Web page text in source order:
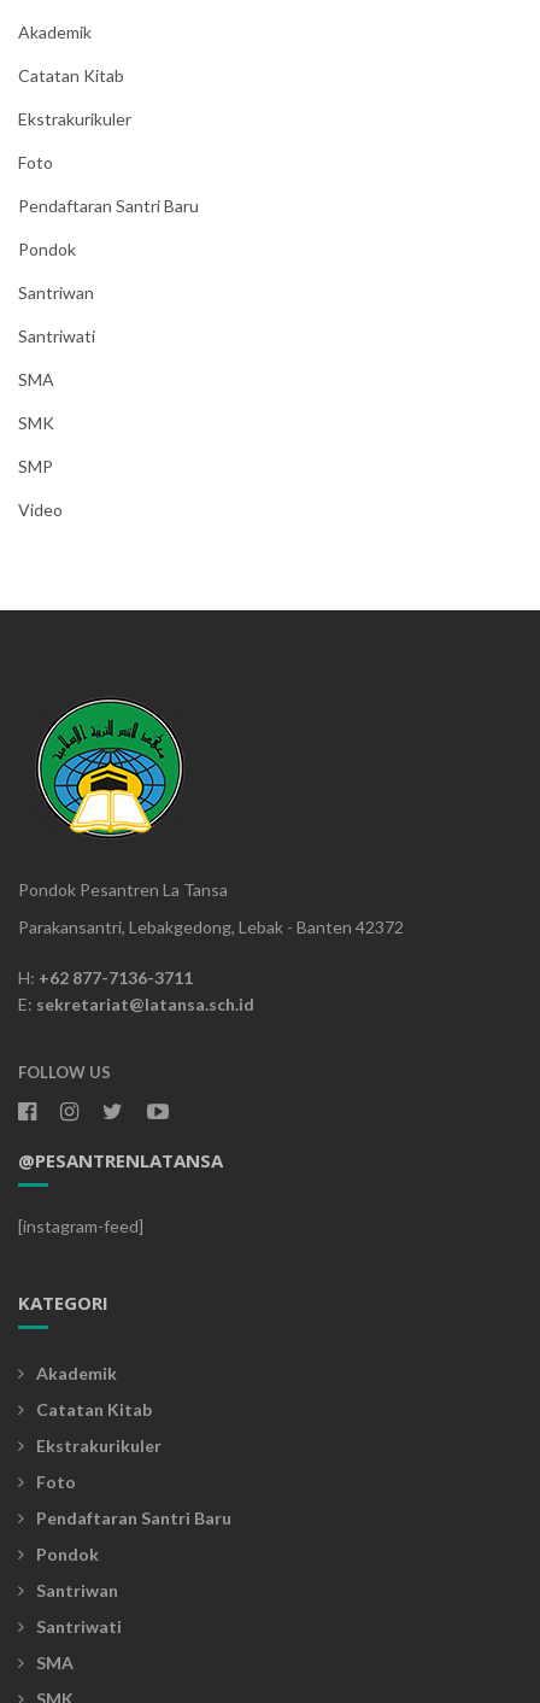
Akademik
Catatan Kitab
Ekstrakurikuler
Foto
Pendaftaran Santri Baru
Pondok
Santriwan
Santriwati
SMA
SMK
SMP
Video
Pondok Pesantren La Tansa
Parakansantri, Lebakgedong, Lebak - Banten 42372
H: +62 877-7136-3711
E: sekretariat@latansa.sch.id
FOLLOW US
@PESANTRENLATANSA
[instagram-feed]
KATEGORI
Akademik
Catatan Kitab
Ekstrakurikuler
Foto
Pendaftaran Santri Baru
Pondok
Santriwan
Santriwati
SMA